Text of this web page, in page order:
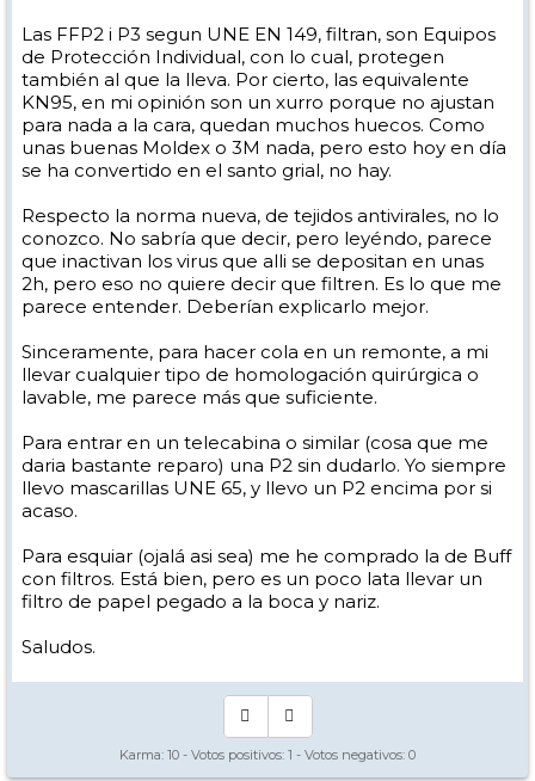
Las FFP2 i P3 segun UNE EN 149, filtran, son Equipos
de Protección Individual, con lo cual, protegen
también al que la lleva. Por cierto, las equivalente
KN95, en mi opinión son un xurro porque no ajustan
para nada a la cara, quedan muchos huecos. Como
unas buenas Moldex o 3M nada, pero esto hoy en día
se ha convertido en el santo grial, no hay.
Respecto la norma nueva, de tejidos antivirales, no lo
conozco. No sabría que decir, pero leyéndo, parece
que inactivan los virus que alli se depositan en unas
2h, pero eso no quiere decir que filtren. Es lo que me
parece entender. Deberían explicarlo mejor.
Sinceramente, para hacer cola en un remonte, a mi
llevar cualquier tipo de homologación quirúrgica o
lavable, me parece más que suficiente.
Para entrar en un telecabina o similar (cosa que me
daria bastante reparo) una P2 sin dudarlo. Yo siempre
llevo mascarillas UNE 65, y llevo un P2 encima por si
acaso.
Para esquiar (ojalá asi sea) me he comprado la de Buff
con filtros. Está bien, pero es un poco lata llevar un
filtro de papel pegado a la boca y nariz.
Saludos.
Karma: 10 - Votos positivos: 1 - Votos negativos: 0